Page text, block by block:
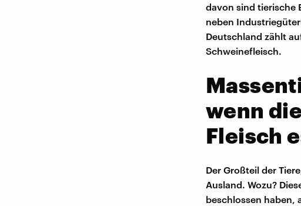
davon sind tierische
neben
Deutschland zählt
Schweinefleisch.
wenn
Fleisch
Der Großteil der
Ausland. Wozu?
beschlossen haben,